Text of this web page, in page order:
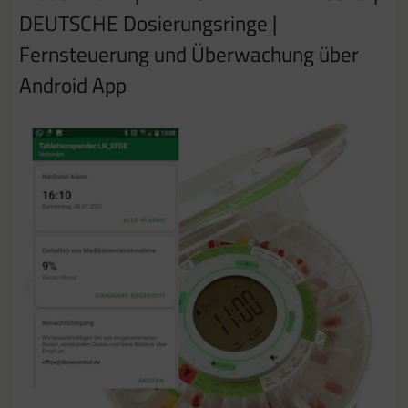
DEUTSCHE Dosierungsringe |
Fernsteuerung und Überwachung über
Android App